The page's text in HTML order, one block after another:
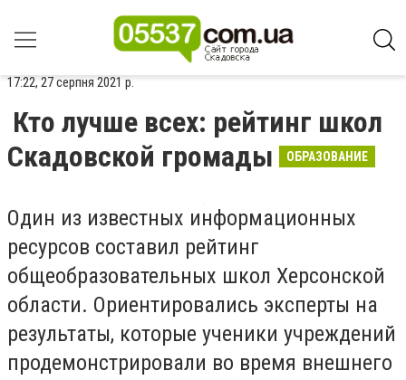
17:22, 27 серпня 2021 р.
Кто лучше всех: рейтинг школ
Скадовской громады
ОБРАЗОВАНИЕ
Один из известных информационных
ресурсов составил рейтинг
общеобразовательных школ Херсонской
области. Ориентировались эксперты на
результаты, которые ученики учреждений
продемонстрировали во время внешнего